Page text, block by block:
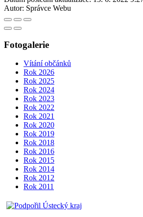
Autor: Správce Webu
Fotogalerie
Vítání občánků
Rok 2026
Rok 2025
Rok 2024
Rok 2023
Rok 2022
Rok 2021
Rok 2020
Rok 2019
Rok 2018
Rok 2016
Rok 2015
Rok 2014
Rok 2012
Rok 2011